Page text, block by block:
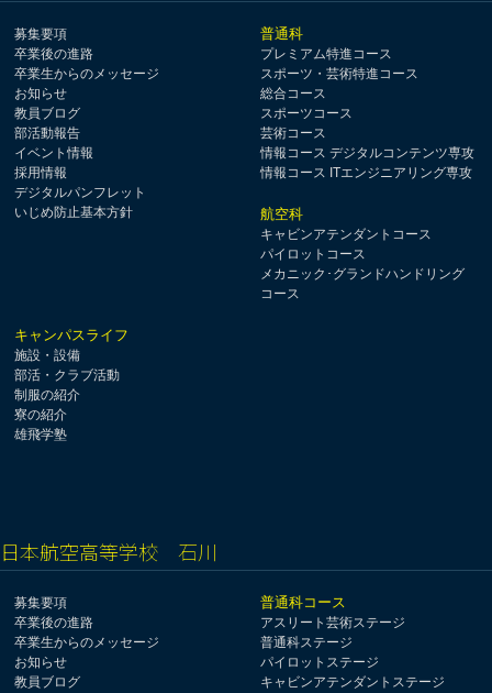
募集要項
卒業後の進路
卒業生からのメッセージ
お知らせ
教員ブログ
部活動報告
イベント情報
採用情報
デジタルパンフレット
いじめ防止基本方針
普通科
プレミアム特進コース
スポーツ・芸術特進コース
総合コース
スポーツコース
芸術コース
情報コース デジタルコンテンツ専攻
情報コース ITエンジニアリング専攻
航空科
キャビンアテンダントコース
パイロットコース
メカニック･グランドハンドリング
コース
キャンパスライフ
施設・設備
部活・クラブ活動
制服の紹介
寮の紹介
雄飛学塾
日本航空高等学校 石川
募集要項
卒業後の進路
卒業生からのメッセージ
お知らせ
教員ブログ
普通科コース
アスリート芸術ステージ
普通科ステージ
パイロットステージ
キャビンアテンダントステージ